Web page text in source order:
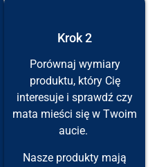
Krok 2
Porównaj wymiary
produktu, który Cię
interesuje i sprawdź czy
mata mieści się w Twoim
aucie.
Nasze produkty mają